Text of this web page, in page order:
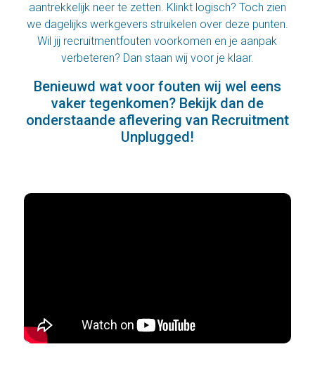
aantrekkelijk neer te zetten. Klinkt logisch? Toch zien
we dagelijks werkgevers struikelen over deze punten.
Wil jij recruitmentfouten voorkomen en je aanpak
verbeteren? Dan staan wij voor je klaar.
Benieuwd wat voor fouten wij wel eens
vaker tegenkomen? Bekijk dan de
onderstaande aflevering van Recruitment
Unplugged!